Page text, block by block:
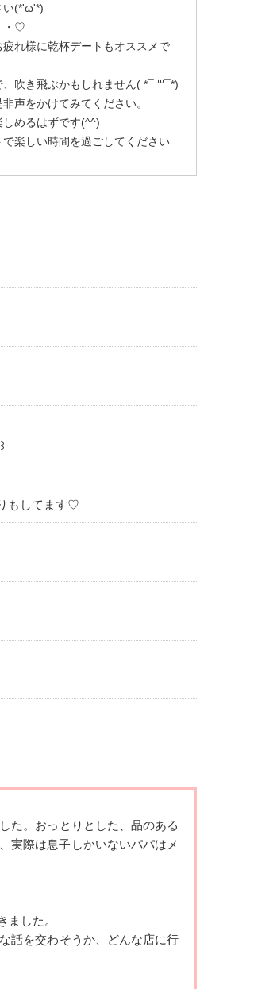
から一緒に居られる日がありま
作っていきましょ🥰
がとうございます🤍🎀𓈒𓏸︎︎︎︎
ω•ฅ｀)
い(*'ω'*)
・♡
れ様に乾杯デートもオススメで
吹き飛ぶかもしれません( *¯ ꒳¯*)
声をかけてみてください。
めるはずです(^^)
楽しい時間を過ごしてください
もしてます♡
た。おっとりとした、品のある
実際は息子しかいないパパはメ
ました。
話を交わそうか、どんな店に行